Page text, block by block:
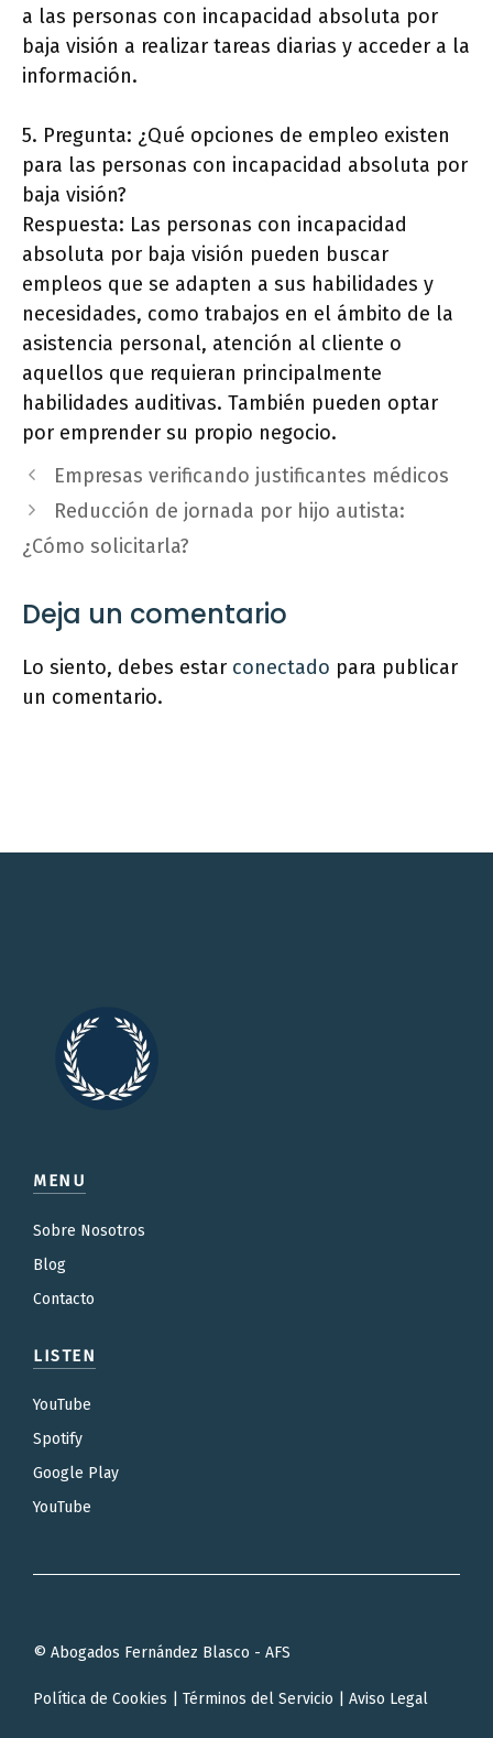
a las personas con incapacidad absoluta por
baja visión a realizar tareas diarias y acceder a la
información.
5. Pregunta: ¿Qué opciones de empleo existen
para las personas con incapacidad absoluta por
baja visión?
Respuesta: Las personas con incapacidad
absoluta por baja visión pueden buscar
empleos que se adapten a sus habilidades y
necesidades, como trabajos en el ámbito de la
asistencia personal, atención al cliente o
aquellos que requieran principalmente
habilidades auditivas. También pueden optar
por emprender su propio negocio.
Empresas verificando justificantes médicos
Reducción de jornada por hijo autista:
¿Cómo solicitarla?
Deja un comentario
Lo siento, debes estar conectado para publicar
un comentario.
MENU
Sobre Nosotros
Blog
Contacto
LISTEN
YouTube
Spotify
Google Play
YouTube
© Abogados Fernández Blasco - AFS
Política de Cookies Términos del Servicio Aviso Legal